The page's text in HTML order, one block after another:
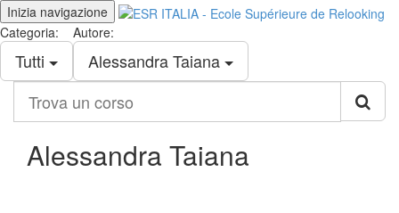
Inizia navigazione
Categoria:
Tutti
Autore:
Alessandra Taiana
corso
Alessandra Taiana